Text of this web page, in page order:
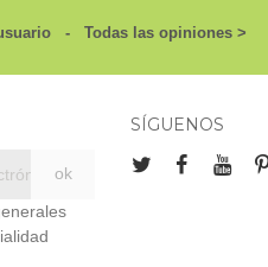
- Todas las opiniones >
SÍGUENOS